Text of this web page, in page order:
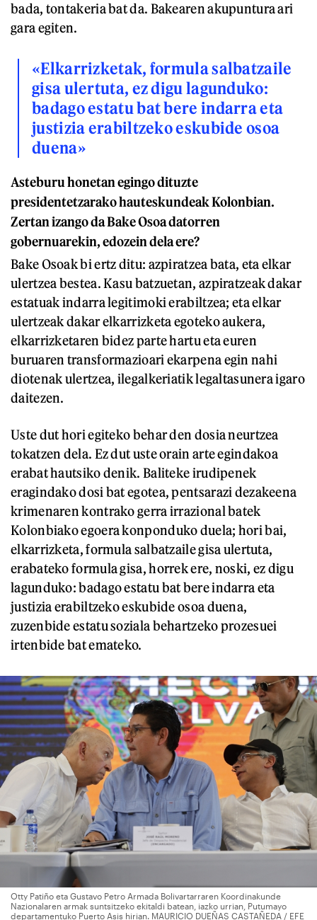
bada, tontakeria bat da. Bakearen akupuntura ari
gara egiten.
«Elkarrizketak, formula salbatzaile
gisa ulertuta, ez digu lagunduko:
badago estatu bat bere indarra eta
justizia erabiltzeko eskubide osoa
duena»
Asteburu honetan egingo dituzte
presidentetzarako hauteskundeak Kolonbian.
Zertan izango da Bake Osoa datorren
gobernuarekin, edozein dela ere?
Bake Osoak bi ertz ditu: azpiratzea bata, eta elkar
ulertzea bestea. Kasu batzuetan, azpiratzeak dakar
estatuak indarra legitimoki erabiltzea; eta elkar
ulertzeak dakar elkarrizketa egoteko aukera,
elkarrizketaren bidez parte hartu eta euren
buruaren transformazioari ekarpena egin nahi
diotenak ulertzea, ilegalkeriatik legaltasunera igaro
daitezen.
Uste dut hori egiteko behar den dosia neurtzea
tokatzen dela. Ez dut uste orain arte egindakoa
erabat hautsiko denik. Baliteke irudipenek
eragindako dosi bat egotea, pentsarazi dezakeena
krimenaren kontrako gerra irrazional batek
Kolonbiako egoera konponduko duela; hori bai,
elkarrizketa, formula salbatzaile gisa ulertuta,
erabateko formula gisa, horrek ere, noski, ez digu
lagunduko: badago estatu bat bere indarra eta
justizia erabiltzeko eskubide osoa duena,
zuzenbide estatu soziala behartzeko prozesuei
irtenbide bat emateko.
Otty Patiño eta Gustavo Petro Armada Bolivartarraren Koordinakunde
Nazionalaren armak suntsitzeko ekitaldi batean, iazko urrian, Putumayo
departamentuko Puerto Asis hirian. MAURICIO DUEÑAS CASTAÑEDA / EFE